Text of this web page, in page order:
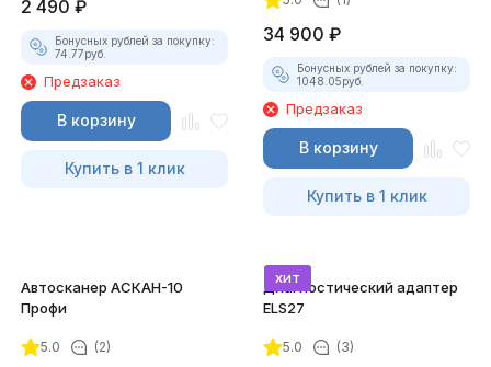
2 490 ₽
Бонусных рублей за покупку:
74.77руб.
Предзаказ
В корзину
Купить в 1 клик
34 900 ₽
Бонусных рублей за покупку:
1048.05руб.
Предзаказ
В корзину
Купить в 1 клик
Автосканер АСКАН-10
Профи
5.0 (2)
хит
Диагностический адаптер
ELS27
5.0 (3)